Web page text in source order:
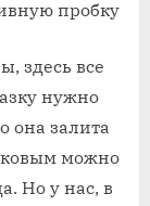
пробку
здесь все
нужно
она залита
можно
Но у нас, в